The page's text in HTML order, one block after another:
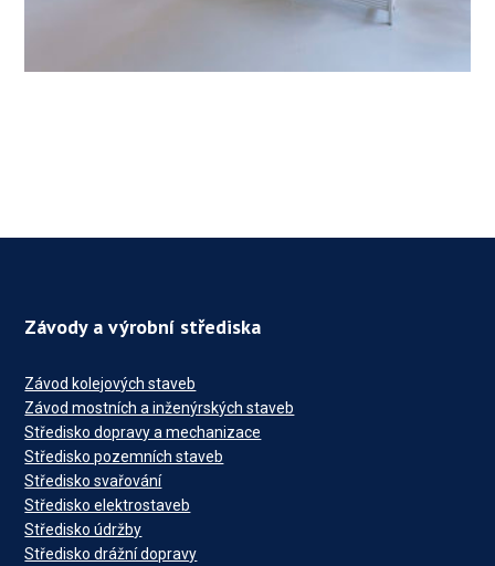
Závody a výrobní střediska
Závod kolejových staveb
Závod mostních a inženýrských staveb
Středisko dopravy a mechanizace
Středisko pozemních staveb
Středisko svařování
Středisko elektrostaveb
Středisko údržby
Středisko drážní dopravy